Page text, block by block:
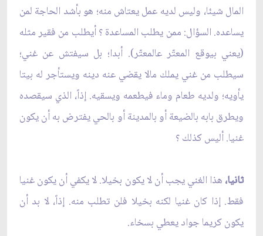
المال شيئا، وليس لديه عمل يعتاش منه؛ هو بأشد الحاجة لمن
يساعده. السؤال: ممن يطلب المساعدة ؟ أيطلب من فقير مثله
(يعني بيوقع المعتّر عالمعتّر). أبدا؛ بل سيفتش عن غني؛
سيطلب من غني يملك مالا يقضي عنه دينه ويستأجر له بيتا
يأويه؛ ولديه طعام وماء فيطعمه ويسقيه. إذاً، الذي سيقصده
ويطرق بابه بالضيعة أو بالمدينة أو بالحي يفترض به أن يكون
غنيا. أليس كذلك ؟
ثانيا، هذا الغني يجب أن لا يكون بخيلا. لا يكفي أن يكون غنيا
فقط. إذا كان غنيا لكنه بخيلا فلن تطلب منه. إذاً، لا بد أن
يكون كريما جواد يعطي بسخاء.